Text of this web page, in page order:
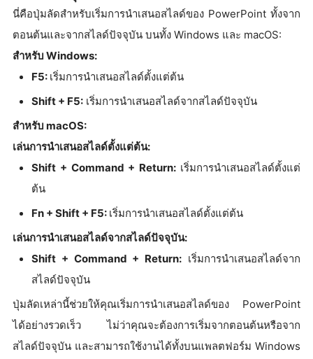
นี่คือปุ่มลัดสำหรับเริ่มการนำเสนอสไลด์ของ PowerPoint ทั้งจาก
ตอนต้นและจากสไลด์ปัจจุบัน บนทั้ง Windows และ macOS:
สำหรับ Windows:
F5: เริ่มการนำเสนอสไลด์ตั้งแต่ต้น
Shift + F5: เริ่มการนำเสนอสไลด์จากสไลด์ปัจจุบัน
สำหรับ macOS:
เล่นการนำเสนอสไลด์ตั้งแต่ต้น:
Shift + Command + Return: เริ่มการนำเสนอสไลด์ตั้งแต่
ต้น
Fn + Shift + F5: เริ่มการนำเสนอสไลด์ตั้งแต่ต้น
เล่นการนำเสนอสไลด์จากสไลด์ปัจจุบัน:
Shift + Command + Return: เริ่มการนำเสนอสไลด์จาก
สไลด์ปัจจุบัน
ปุ่มลัดเหล่านี้ช่วยให้คุณเริ่มการนำเสนอสไลด์ของ PowerPoint
ได้อย่างรวดเร็ว ไม่ว่าคุณจะต้องการเริ่มจากตอนต้นหรือจาก
สไลด์ปัจจุบัน และสามารถใช้งานได้ทั้งบนแพลตฟอร์ม Windows